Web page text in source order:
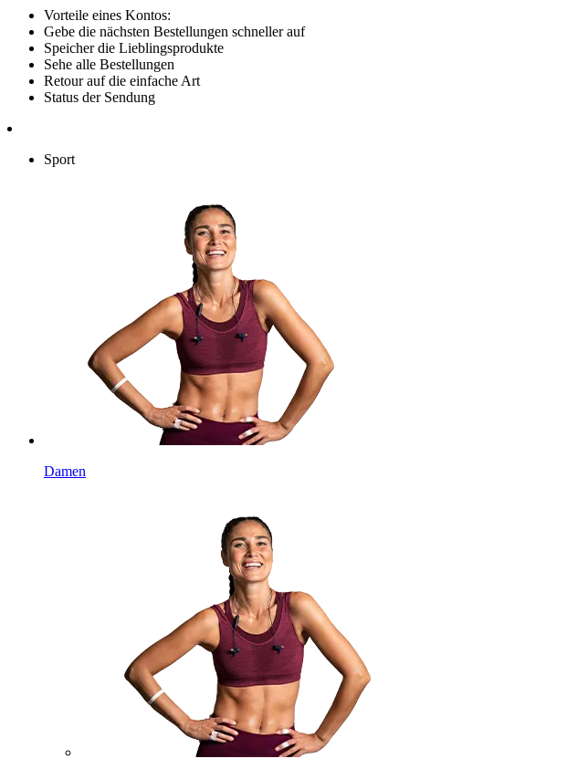
Vorteile eines Kontos:
Gebe die nächsten Bestellungen schneller auf
Speicher die Lieblingsprodukte
Sehe alle Bestellungen
Retour auf die einfache Art
Status der Sendung
Sport
Damen